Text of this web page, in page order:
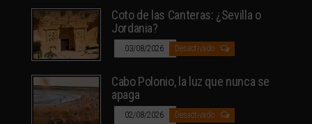
Coto de las Canteras: ¿Sevilla o
Jordania?
03/08/2026 Desactivado
Cabo Polonio, la luz que nunca se
apaga
02/08/2026 Desactivado